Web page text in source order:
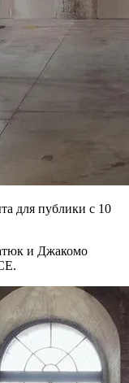
для публики с 10
и Джакомо